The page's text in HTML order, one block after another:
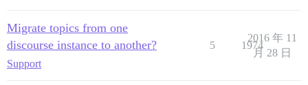
Migrate topics from one
discourse instance to another?
Support
5 1974
2016 年 11
月 28 日